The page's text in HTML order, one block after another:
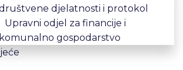
djelatnosti i protokol
Upravni odjel za financije i
komunalno gospodarstvo